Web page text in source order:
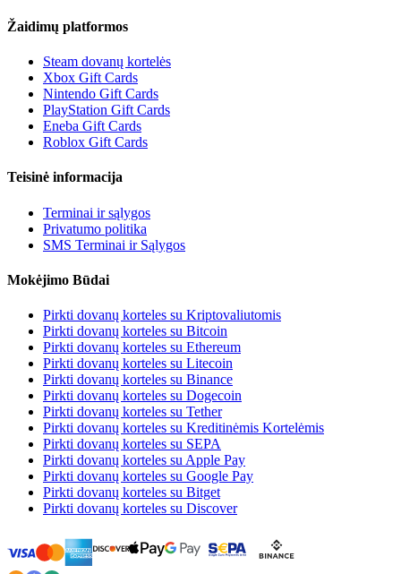
Žaidimų platformos
Steam dovanų kortelės
Xbox Gift Cards
Nintendo Gift Cards
PlayStation Gift Cards
Eneba Gift Cards
Roblox Gift Cards
Teisinė informacija
Terminai ir sąlygos
Privatumo politika
SMS Terminai ir Sąlygos
Mokėjimo Būdai
Pirkti dovanų korteles su Kriptovaliutomis
Pirkti dovanų korteles su Bitcoin
Pirkti dovanų korteles su Ethereum
Pirkti dovanų korteles su Litecoin
Pirkti dovanų korteles su Binance
Pirkti dovanų korteles su Dogecoin
Pirkti dovanų korteles su Tether
Pirkti dovanų korteles su Kreditinėmis Kortelėmis
Pirkti dovanų korteles su SEPA
Pirkti dovanų korteles su Apple Pay
Pirkti dovanų korteles su Google Pay
Pirkti dovanų korteles su Bitget
Pirkti dovanų korteles su Discover